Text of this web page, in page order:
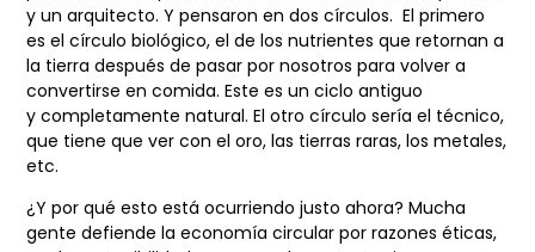
y un arquitecto. Y pensaron en dos círculos.El primero
es el círculo biológico, el de los nutrientes que retornan a
la tierra despuésde pasar por nosotros para volver a
convertirse en comida. Este es un ciclo antiguo
ycompletamente natural. El otro círculo sería el técnico,
que tiene que ver con el oro, las tierras raras, los metales,
etc.
¿Y por qué esto está ocurriendo justo ahora? Mucha
gente defiende la economía circularpor razones éticas,